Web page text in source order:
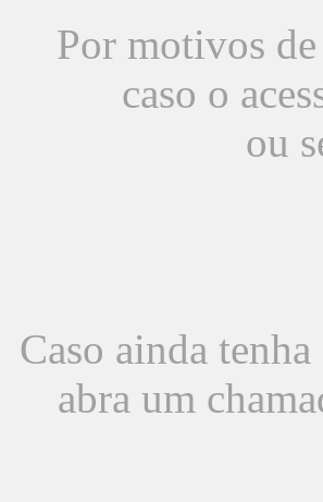
Por motivos
caso o
ou
Caso ainda
abra um